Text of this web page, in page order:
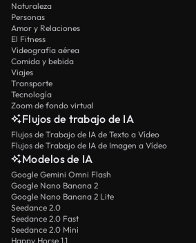
Naturaleza
Personas
Amor y Relaciones
El Fitness
Videografía aérea
Comida y bebida
Viajes
Transporte
Tecnología
Zoom de fondo virtual
Flujos de trabajo de IA
Flujos de Trabajo de IA de Texto a Vídeo
Flujos de Trabajo de IA de Imagen a Vídeo
Modelos de IA
Google Gemini Omni Flash
Google Nano Banana 2
Google Nano Banana 2 Lite
Seedance 2.0
Seedance 2.0 Fast
Seedance 2.0 Mini
Happy Horse 1.1